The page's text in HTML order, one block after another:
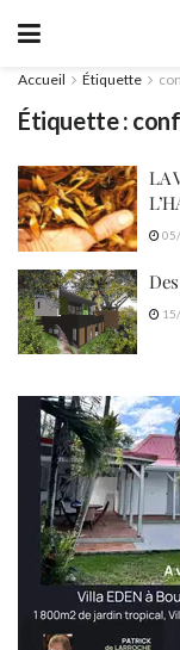
Accueil Étiquette
Étiquette :
LA